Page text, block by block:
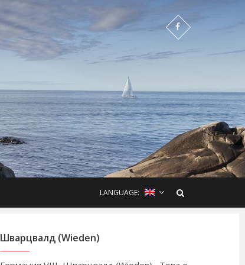
LANGUAGE:
Шварцвалд (Wieden)